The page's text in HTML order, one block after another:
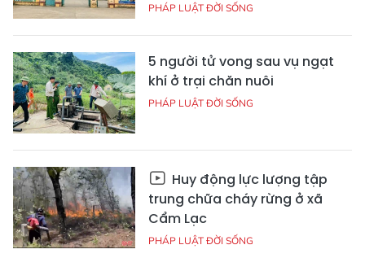
PHÁP LUẬT ĐỜI SỐNG
5 người tử vong sau vụ ngạt
khí ở trại chăn nuôi
PHÁP LUẬT ĐỜI SỐNG
Huy động lực lượng tập
trung chữa cháy rừng ở xã
Cẩm Lạc
PHÁP LUẬT ĐỜI SỐNG